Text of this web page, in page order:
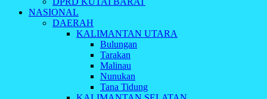
NASIONAL
DAERAH
KALIMANTAN UTARA
Bulungan
Tarakan
Malinau
Nunukan
Tana Tidung